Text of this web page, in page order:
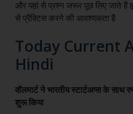
और यहां से प्रश्न जरूर पूछ लिए जाते हैं
से प्रैक्टिस करने की आवश्यकता है
Today Current
Hindi
वॉलमार्ट ने भारतीय स्टार्टअप्स के साथ
शुरू किया